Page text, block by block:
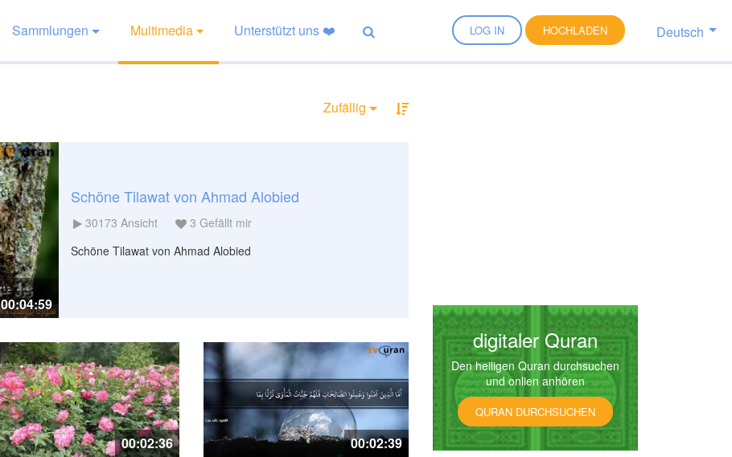
LOG IN HOCHLADEN Deutsch
Sammlungen Multimedia Unterstützt uns ❤️
Zufällig
00:04:59
Schöne Tilawat von Ahmad Alobied
30173 Ansicht 3 Gefällt mir
Schöne Tilawat von Ahmad Alobied
00:02:36 00:02:39
digitaler Quran
Den heiligen Quran durchsuchen
und onlien anhören
QURAN DURCHSUCHEN